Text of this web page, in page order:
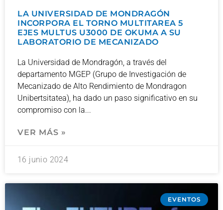
LA UNIVERSIDAD DE MONDRAGÓN
INCORPORA EL TORNO MULTITAREA 5
EJES MULTUS U3000 DE OKUMA A SU
LABORATORIO DE MECANIZADO
La Universidad de Mondragón, a través del
departamento MGEP (Grupo de Investigación de
Mecanizado de Alto Rendimiento de Mondragon
Unibertsitatea), ha dado un paso significativo en su
compromiso con la
VER MÁS »
16 junio 2024
EVENTOS